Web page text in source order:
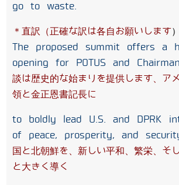
go to waste.
＊直訳（正確な訳は各自お願いします）
The proposed summit offers a
opening for POTUS and
談は歴史的な始まりを提供します、ア
領と金正恩書記長に
to boldly lead U.S. and DPRK
of peace, prosperity, and
国と北朝鮮を、新しい平和、繁栄、そ
と大きく導く